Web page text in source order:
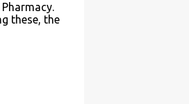
these, the